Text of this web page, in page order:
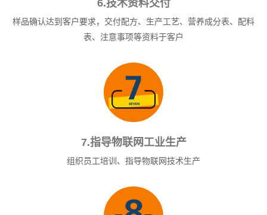
6.技术资料交付
样品确认达到客户要求，交付配方、生产工艺、营养成分表、配料
表、注意事项等资料于客户
7.指导物联网工业生产
组织员工培训、指导物联网技术生产